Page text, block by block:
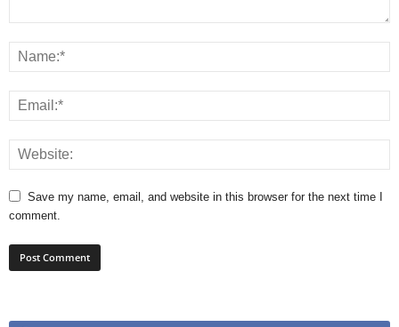
Save my name, email, and website in this browser for the next time I
comment.